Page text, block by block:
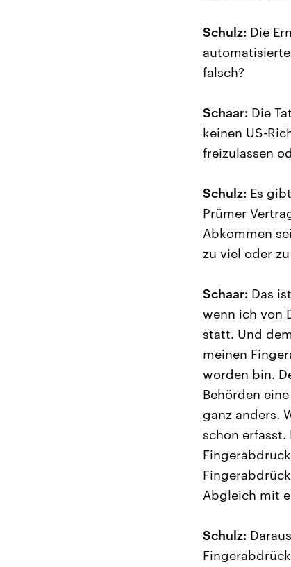
Schulz: Die
falsch?
Schaar: Die
keinen US-
freizulassen
Schulz: Es
Prümer
Abkommen
zu viel oder
Schaar: Das
wenn ich von
statt. Und
meinen
worden bin.
Behörden
ganz anders.
schon
Abgleich mit
Schulz: